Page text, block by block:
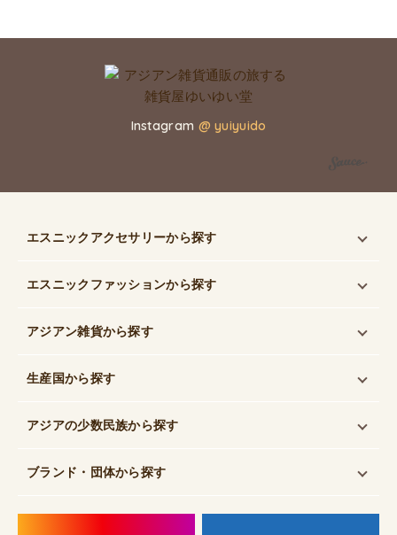
Instagram @ yuiyuido
エスニックアクセサリーから探す
エスニックファッションから探す
アジアン雑貨から探す
生産国から探す
アジアの少数民族から探す
ブランド・団体から探す